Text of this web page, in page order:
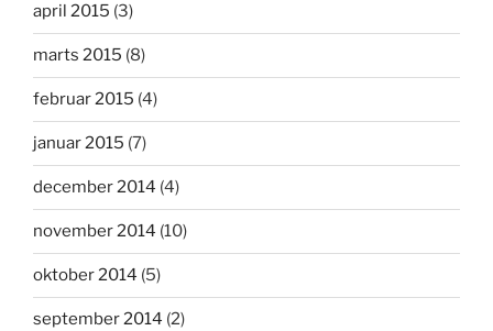
april 2015 (3)
marts 2015 (8)
februar 2015 (4)
januar 2015 (7)
december 2014 (4)
november 2014 (10)
oktober 2014 (5)
september 2014 (2)